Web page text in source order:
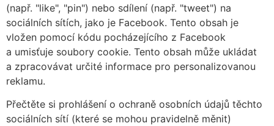
(např. "like", "pin") nebo sdílení (např. "tweet") na
sociálních sítích, jako je Facebook. Tento obsah je
vložen pomocí kódu pocházejícího z Facebook
a umisťuje soubory cookie. Tento obsah může ukládat
a zpracovávat určité informace pro personalizovanou
reklamu.
Přečtěte si prohlášení o ochraně osobních údajů těchto
sociálních sítí (které se mohou pravidelně měnit)